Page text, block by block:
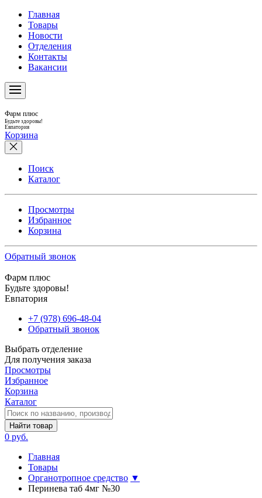
Главная
Товары
Новости
Отделения
Контакты
Вакансии
Фарм плюс
Будьте здоровы!
Евпатория
Корзина
Поиск
Каталог
Просмотры
Избранное
Корзина
Обратный звонок
Фарм плюс
Будьте здоровы!
Евпатория
+7 (978) 696-48-04
Обратный звонок
Выбрать отделение
Для получения заказа
Просмотры
Избранное
Корзина
Каталог
Найти товар
0 руб.
Главная
Товары
Органотропное средство ▼
Перинева таб 4мг №30